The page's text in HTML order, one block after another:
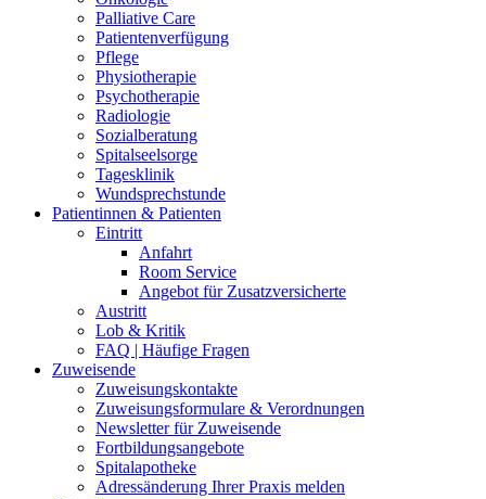
Palliative Care
Patientenverfügung
Pflege
Physiotherapie
Psychotherapie
Radiologie
Sozialberatung
Spitalseelsorge
Tagesklinik
Wundsprechstunde
Patientinnen & Patienten
Eintritt
Anfahrt
Room Service
Angebot für Zusatzversicherte
Austritt
Lob & Kritik
FAQ | Häufige Fragen
Zuweisende
Zuweisungskontakte
Zuweisungsformulare & Verordnungen
Newsletter für Zuweisende
Fortbildungsangebote
Spitalapotheke
Adressänderung Ihrer Praxis melden